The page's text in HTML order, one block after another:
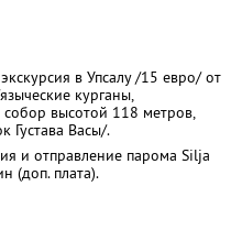
в Упсалу /15 евро/ от
курганы,
высотой 118 метров,
Густава Васы/.
и отправление парома Silja
(доп. плата).